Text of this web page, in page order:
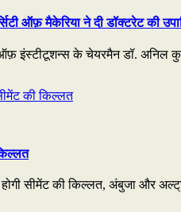
ऑफ़ मैकेरिया ने दी डॉक्टरेट की
इंस्टीटूशन्स के चेयरमैन डॉ. अनिल
होगी सीमेंट की किल्लत, अंबुजा और